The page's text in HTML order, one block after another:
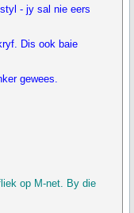
- jy sal nie eers
Dis ook baie
gewees.
op M-net. By die